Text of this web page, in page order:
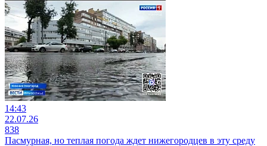
14:43
22.07.26
838
Пасмурная, но теплая погода ждет нижегородцев в эту среду